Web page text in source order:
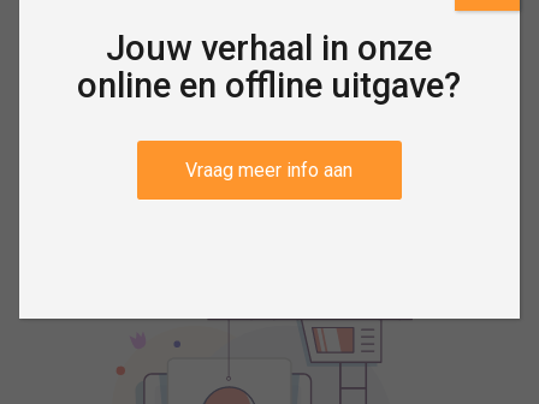
Trots op De Valk
Jouw verhaal in onze
online en offline uitgave?
Vraag meer info aan